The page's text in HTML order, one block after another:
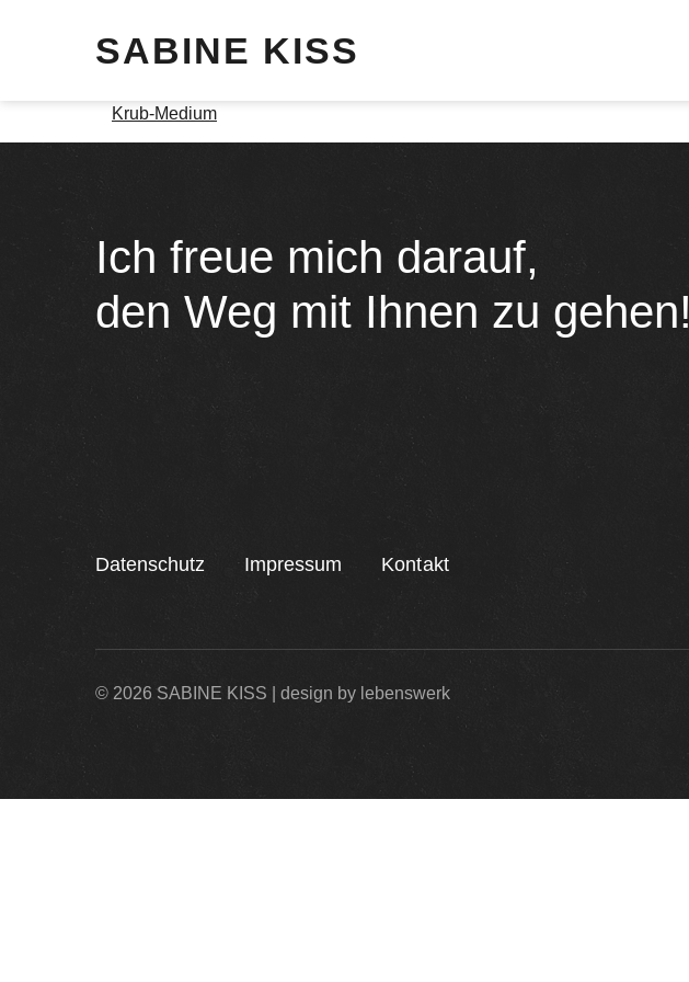
SABINE KISS
Krub-Medium
Ich freue mich darauf,
den Weg mit Ihnen zu gehen!
Datenschutz Impressum Kontakt
© 2026 SABINE KISS | design by lebenswerk